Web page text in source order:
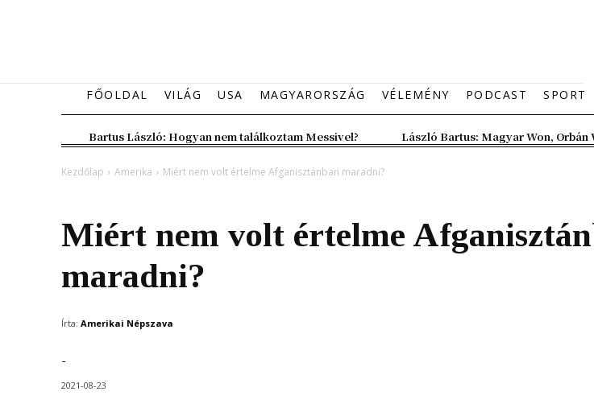
FŐOLDAL VILÁG USA MAGYARORSZÁG VÉLEMÉNY PODCAST SPORT
Bartus László: Hogyan nem találkoztam Messivel? László Bartus: Magyar Won, Orbán
Kezdőlap Amerika Miért nem volt értelme Afganisztánban maradni?
Miért nem volt értelme
maradni?
Írta: Amerikai Népszava
-
2021-08-23